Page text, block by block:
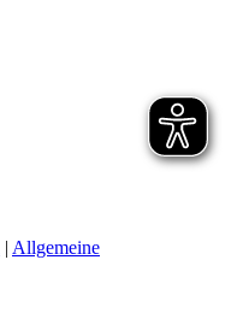
| Allgemeine